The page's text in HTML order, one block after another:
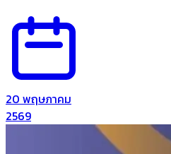
20 พฤษภาคม
2569